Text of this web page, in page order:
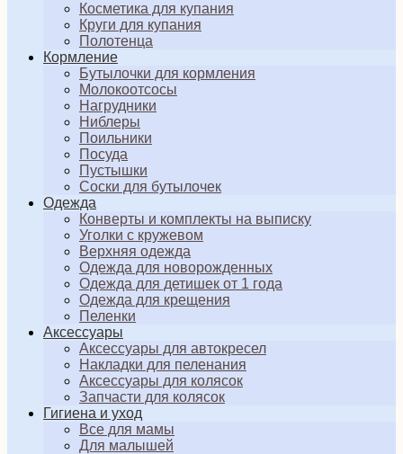
Косметика для купания
Круги для купания
Полотенца
Кормление
Бутылочки для кормления
Молокоотсосы
Нагрудники
Ниблеры
Поильники
Посуда
Пустышки
Соски для бутылочек
Одежда
Конверты и комплекты на выписку
Уголки с кружевом
Верхняя одежда
Одежда для новорожденных
Одежда для детишек от 1 года
Одежда для крещения
Пеленки
Аксессуары
Аксессуары для автокресел
Накладки для пеленания
Аксессуары для колясок
Запчасти для колясок
Гигиена и уход
Все для мамы
Для малышей